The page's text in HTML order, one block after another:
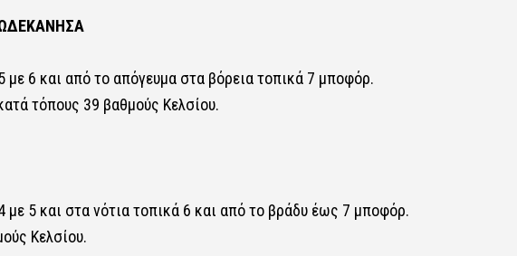
με 6 και από το απόγευμα στα βόρεια τοπικά 7 μποφόρ.
τόπους 39 βαθμούς Κελσίου.
με 5 και στα νότια τοπικά 6 και από το βράδυ έως 7 μποφόρ.
Κελσίου.